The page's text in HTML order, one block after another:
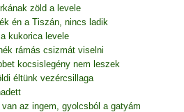
zöld a levele
én a Tiszán, nincs ladik
kukorica levele
rámás csizmát viselni
kocsislegény nem leszek
éltünk vezércsillaga
az ingem, gyolcsból a gatyám